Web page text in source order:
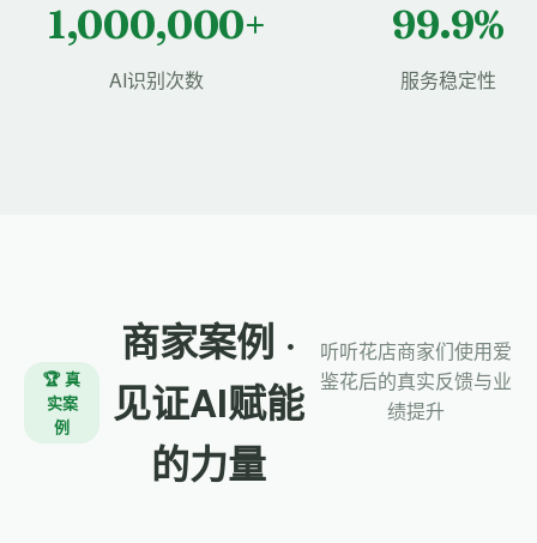
1,000,000+
AI识别次数
99.9%
服务稳定性
🏆 真
实案
例
商家案例 ·
见证AI赋能
的力量
听听花店商家们使用爱
鉴花后的真实反馈与业
绩提升